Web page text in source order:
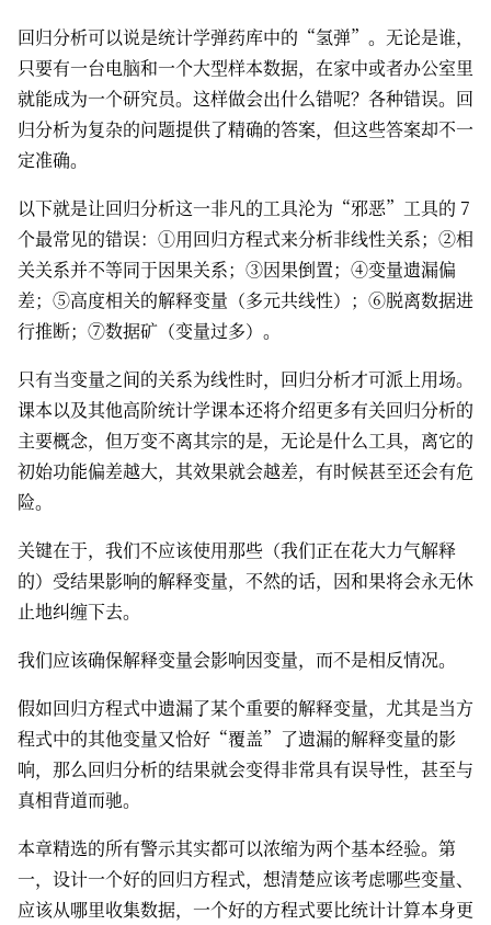
回归分析可以说是统计学弹药库中的“氢弹”。无论是谁，
只要有一台电脑和一个大型样本数据，在家中或者办公室里
就能成为一个研究员。这样做会出什么错呢？各种错误。回
归分析为复杂的问题提供了精确的答案，但这些答案却不一
定准确。
以下就是让回归分析这一非凡的工具沦为“邪恶”工具的 7
个最常见的错误：①用回归方程式来分析非线性关系；②相
关关系并不等同于因果关系；③因果倒置；④变量遗漏偏
差；⑤高度相关的解释变量（多元共线性）；⑥脱离数据进
行推断；⑦数据矿（变量过多）。
只有当变量之间的关系为线性时，回归分析才可派上用场。
课本以及其他高阶统计学课本还将介绍更多有关回归分析的
主要概念，但万变不离其宗的是，无论是什么工具，离它的
初始功能偏差越大，其效果就会越差，有时候甚至还会有危
险。
关键在于，我们不应该使用那些（我们正在花大力气解释
的）受结果影响的解释变量，不然的话，因和果将会永无休
止地纠缠下去。
我们应该确保解释变量会影响因变量，而不是相反情况。
假如回归方程式中遗漏了某个重要的解释变量，尤其是当方
程式中的其他变量又恰好“覆盖”了遗漏的解释变量的影
响，那么回归分析的结果就会变得非常具有误导性，甚至与
真相背道而驰。
本章精选的所有警示其实都可以浓缩为两个基本经验。第
一，设计一个好的回归方程式，想清楚应该考虑哪些变量、
应该从哪里收集数据，一个好的方程式要比统计计算本身更